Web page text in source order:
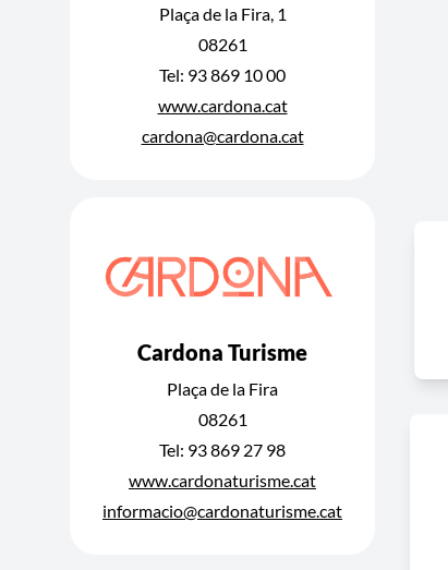
Plaça de la Fira, 1
08261
Tel: 93 869 10 00
www.cardona.cat
cardona@cardona.cat
Cardona Turisme
Plaça de la Fira
08261
Tel: 93 869 27 98
www.cardonaturisme.cat
informacio@cardonaturisme.cat